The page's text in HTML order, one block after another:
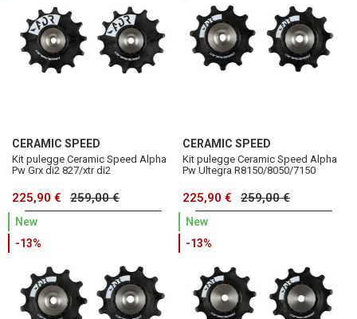
CERAMIC SPEED
Kit pulegge Ceramic Speed Alpha
Pw Grx di2 827/xtr di2
225,90 € 259,00 €
CERAMIC SPEED
Kit pulegge Ceramic Speed Alpha
Pw Ultegra R8150/8050/7150
225,90 € 259,00 €
New
-13%
New
-13%